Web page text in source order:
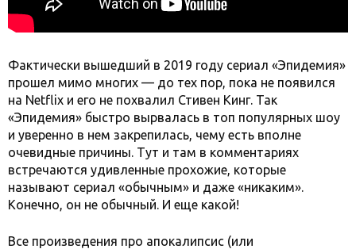
Фактически вышедший в 2019 году сериал «Эпидемия»
прошел мимо многих — до тех пор, пока не появился
на Netflix и его не похвалил Стивен Кинг. Так
«Эпидемия» быстро вырвалась в топ популярных шоу
и уверенно в нем закрепилась, чему есть вполне
очевидные причины. Тут и там в комментариях
встречаются удивленные прохожие, которые
называют сериал «обычным» и даже «никаким».
Конечно, он не обычный. И еще какой!
Все произведения про апокалипсис (или